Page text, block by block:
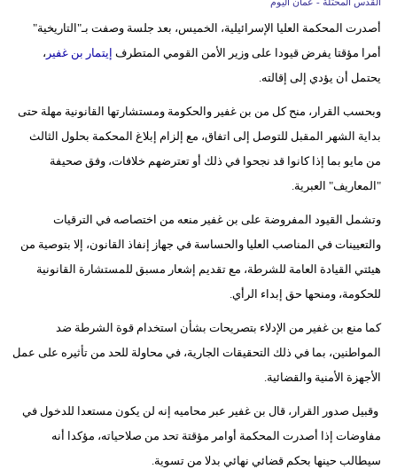
علوم
وتكنولوجيا
مدوَّنات
سيارات
أصدرت المحكمة العليا الإسرائيلية، الخميس، بعد جلسة وصفت بـ"التاريخية"
أمرا مؤقتا يفرض قيودا على وزير الأمن القومي المتطرف إيتمار بن غفير ،
يحتمل أن يؤدي إلى إقالته.
وبحسب القرار، منح كل من بن غفير والحكومة ومستشارتها القانونية مهلة حتى
بداية الشهر المقبل للتوصل إلى اتفاق، مع إلزام إبلاغ المحكمة بحلول الثالث
من مايو بما إذا كانوا قد نجحوا في ذلك أو تعترضهم خلافات، وفق صحيفة
"المعاريف" العبرية.
وتشمل القيود المفروضة على بن غفير منعه من اختصاصه في الترقيات
والتعيينات في المناصب العليا والحساسة في جهاز إنفاذ القانون، إلا بتوصية من
هيئتي القيادة العامة للشرطة، مع تقديم إشعار مسبق للمستشارة القانونية
للحكومة، ومنحها حق إبداء الرأي.
كما منع بن غفير من الإدلاء بتصريحات بشأن استخدام قوة الشرطة ضد
المواطنين، بما في ذلك التحقيقات الجارية، في محاولة للحد من تأثيره على عمل
الأجهزة الأمنية والقضائية.
وقبيل صدور القرار، قال بن غفير عبر محاميه إنه لن يكون مستعدا للدخول في
مفاوضات إذا أصدرت المحكمة أوامر مؤقتة تحد من صلاحياته، مؤكدا أنه
سيطالب حينها بحكم قضائي نهائي بدلا من تسوية.